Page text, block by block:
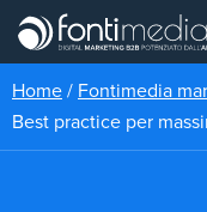
Home / Fontimedia
Best practice per